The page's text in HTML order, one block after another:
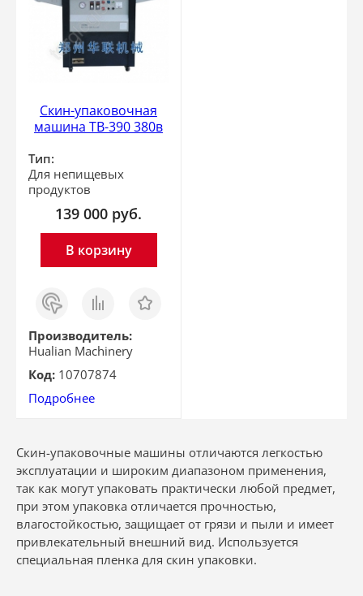
Скин-упаковочная
машина TB-390 380в
Тип:
Для непищевых
продуктов
139 000 руб.
В корзину
Заказ
в 1
клик
Сравнить Отложить
Производитель:
Hualian Machinery
Код: 10707874
Подробнее
Скин-упаковочные машины отличаются легкостью
эксплуатации и широким диапазоном применения,
так как могут упаковать практически любой предмет,
при этом упаковка отличается прочностью,
влагостойкостью, защищает от грязи и пыли и имеет
привлекательный внешний вид. Используется
специальная пленка для скин упаковки.